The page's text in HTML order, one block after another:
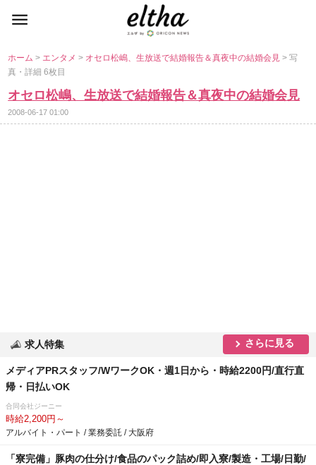
ホーム> エンタメ> オセロ松嶋、生放送で結婚報告＆真夜中の結婚会見> 写
真・詳細 6枚目
オセロ松嶋、生放送で結婚報告＆真夜中の結婚会見
2008-06-17 01:00
求人特集 さらに見る
メディアPRスタッフ/WワークOK・週1日から・時給2200円/直行直
帰・日払いOK
合同会社ジーニー
時給2,200円～
アルバイト・パート / 業務委託 / 大阪府
「寮完備」豚肉の仕分け/食品のパック詰め/即入寮/製造・工場/日勤/